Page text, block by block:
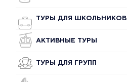
ТУРЫ ДЛЯ ШКОЛЬНИКОВ
АКТИВНЫЕ ТУРЫ
ТУРЫ ДЛЯ ГРУПП